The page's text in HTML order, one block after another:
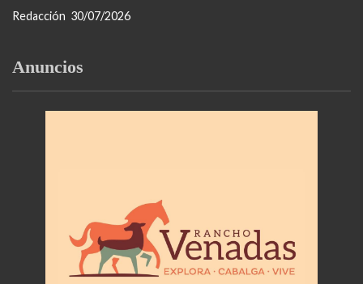
Redacción 30/07/2026
Anuncios